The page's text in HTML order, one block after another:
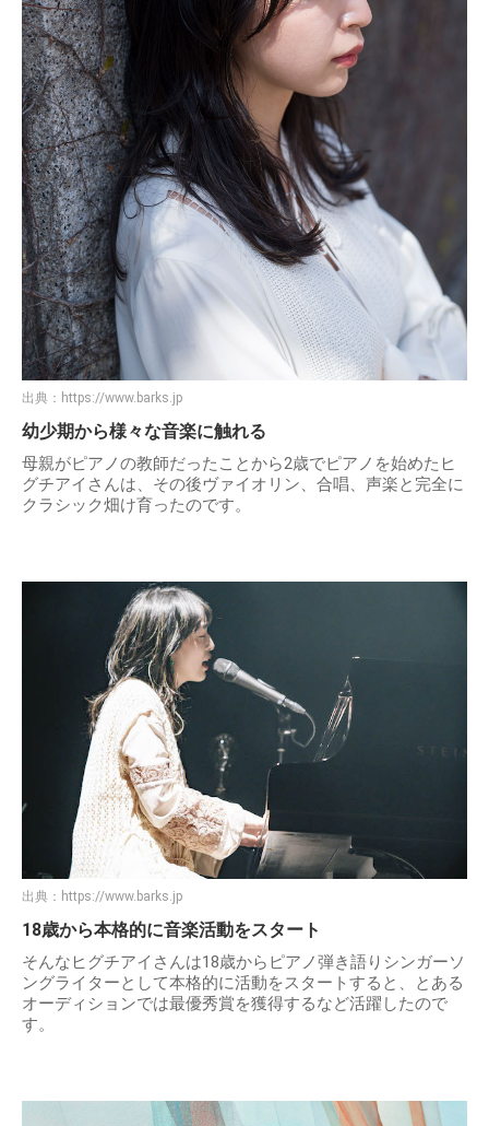
出典： https://www.barks.jp
幼少期から様々な音楽に触れる
母親がピアノの教師だったことから2歳でピアノを始めたヒ
グチアイさんは、その後ヴァイオリン、合唱、声楽と完全に
クラシック畑け育ったのです。
出典： https://www.barks.jp
18歳から本格的に音楽活動をスタート
そんなヒグチアイさんは18歳からピアノ弾き語りシンガーソ
ングライターとして本格的に活動をスタートすると、とある
オーディションでは最優秀賞を獲得するなど活躍したので
す。